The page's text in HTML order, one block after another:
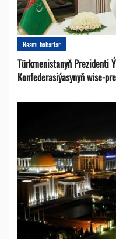
Resmi habarlar
Türkmenistanyň Prezidenti
Konfederasiýasynyň wise-